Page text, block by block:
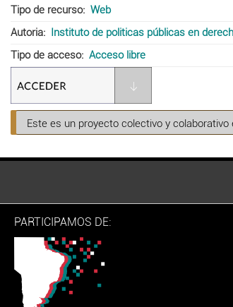
Tipo de recurso
Web
Autoria
Instituto de politicas públicas en
Tipo de acceso
Acceso libre
Este es un proyecto colectivo y
PARTICIPAMOS DE: